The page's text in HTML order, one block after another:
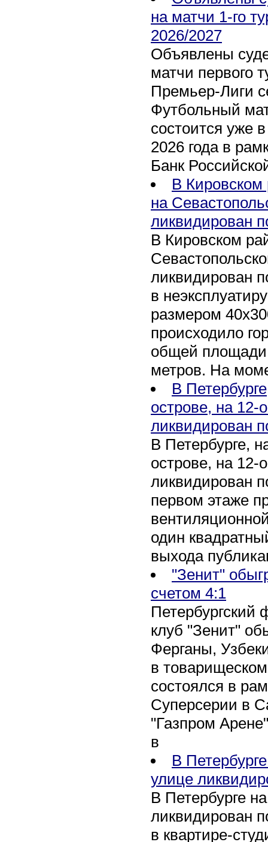
на матчи 1-го
2026/2027
Объявлены
матчи первого
Премьер-Лиги
Футбольный
состоится уже
2026 года в
Банк
В Кировском
на
ликвидирован
В Кировском
ликвидирован
в
размером
происходило
общей площади
метров. На
В
острове, на 12-
ликвидирован
В Петербурге,
острове, на 12-
ликвидирован
первом этаже
один
выхода
"Зенит"
счетом 4:1
Петербургский
клуб "Зенит"
Ферганы,
в
состоялся в
Суперсерии в
"Газпром
в
В
улице
В Петербурге
ликвидирован
в квартире-